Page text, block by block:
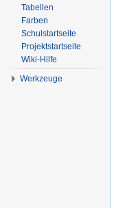
Tabellen
Farben
Schulstartseite
Projektstartseite
Wiki-Hilfe
Werkzeuge